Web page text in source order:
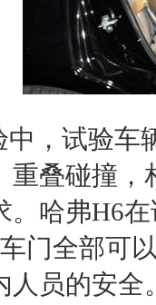
中，试验车
重叠碰撞
哈弗H6
门全部可
人员的安全